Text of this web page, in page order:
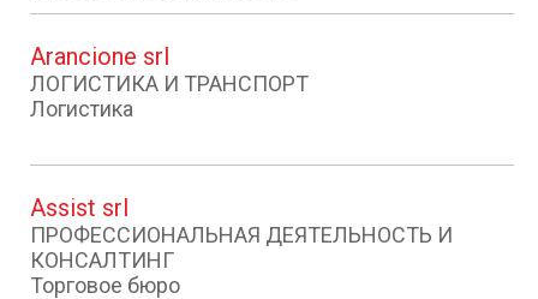
Arancione srl
ЛОГИСТИКА И ТРАНСПОРТ
Логистика
Assist srl
ПРОФЕССИОНАЛЬНАЯ ДЕЯТЕЛЬНОСТЬ И
КОНСАЛТИНГ
Торговое бюро